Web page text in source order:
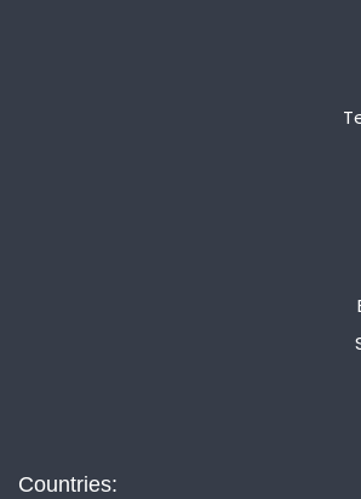
Countries: